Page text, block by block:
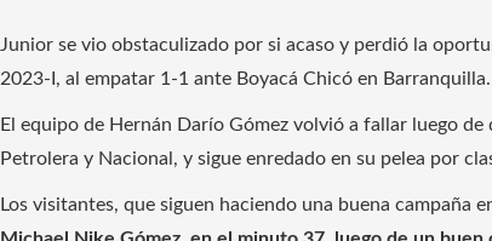
Junior se vio obstaculizado por si acaso y perdió la
2023-I, al empatar 1-1 ante Boyacá Chicó en Barranquilla.
El equipo de Hernán Darío Gómez volvió a fallar luego
Petrolera y Nacional, y sigue enredado en su pelea por
Los visitantes, que siguen haciendo una buena campaña